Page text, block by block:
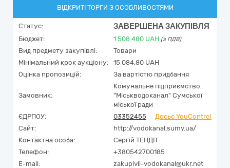
ВІДКРИТІ ТОРГИ З ОСОБЛИВОСТЯМИ
Статус: ЗАВЕРШЕНА ЗАКУПІВЛЯ
Бюджет: 1 508 480 UAH (з ПДВ)
Вид предмету закупівлі:
Товари
Мінімальний крок аукціону:
15 084,80 UAH
Оцінка пропозицій:
За вартістю придбання
Замовник:
Комунальне підприємство
"Міськводоканал" Сумської
міської ради
ЄДРПОУ:
03352455
Досьє YouControl
Сайт:
http://vodokanal.sumy.ua/
Контактна особа:
Сергій ТЕНДІТ
Телефон:
+380542700185
E-mail:
zakupivli-vodokanal@ukr.net